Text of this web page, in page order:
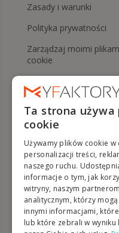
Zasady i warunki
Polityka prywatności
Zarządzaj moimi
cookie
umowy i zwrotów
Pomoc
Dostępne
Ta strona używa
cookie
Używamy plików cookie w
personalizacji treści,
naszego ruchu.
informacje o tym, jak
witryny, naszym
analitycznym, którzy mogą
innymi informacjami,
lub które zebrali w wyniku